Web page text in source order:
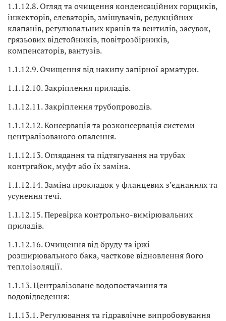
1.1.12.8. Огляд та очищення конденсаційних горщиків,
інжекторів, елеваторів, змішувачів, редукційних
клапанів, регулювальних кранів та вентилів, засувок,
грязьових відстойників, повітрозбірників,
компенсаторів, вантузів.
1.1.12.9. Очищення від накипу запірної арматури.
1.1.12.10. Закріплення приладів.
1.1.12.11. Закріплення трубопроводів.
1.1.12.12. Консервація та розконсервація системи
централізованого опалення.
1.1.12.13. Оглядання та підтягування на трубах
контргайок, муфт або їх заміна.
1.1.12.14. Заміна прокладок у фланцевих з’єднаннях та
усунення течі.
1.1.12.15. Перевірка контрольно-вимірювальних
приладів.
1.1.12.16. Очищення від бруду та іржі
розширювального бака, часткове відновлення його
теплоізоляції.
1.1.13. Централізоване водопостачання та
водовідведення:
1.1.13.1. Регулювання та гідравлічне випробовування